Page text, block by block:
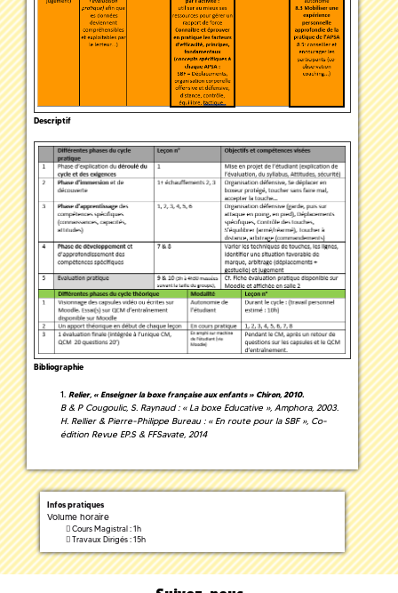
Descriptif
Bibliographie
Relier, « Enseigner la boxe française aux enfants » Chiron, 2010.
B & P Cougoulic, S. Raynaud : « La boxe Educative », Amphora, 2003.
H. Rellier & Pierre-Philippe Bureau : « En route pour la SBF », Co-
édition Revue EP.S & FFSavate, 2014
Infos pratiques
Volume horaire
Cours Magistral : 1h
Travaux Dirigés : 15h